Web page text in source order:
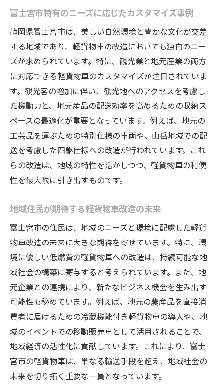
日常生活を豊かにする改造軽貨物車の活用
改造
軽貨物車を活用した地域イベントの新潮流
地域コミュニティとの連携によるライフス
タイル変革
個々のライフスタイルに応じた改造事例
未来の生活を形作る改造軽貨物車の可能性
富士宮市特有のニーズに応じたカスタマイズ事例
静岡県富士宮市は、美しい自然環境と豊かな文化が交差
する地域であり、軽貨物車の改造においても独自のニー
ズが求められています。特に、観光業と地元産業の両方
に対応できる軽貨物車のカスタマイズが注目されていま
す。観光客の増加に伴い、観光地へのアクセスを考慮し
た機動力と、地元産品の配送効率を高めるための収納ス
ペースの最適化が重要となっています。例えば、地元の
工芸品を運ぶための特別仕様の車両や、山岳地域での配
送を考慮した四駆仕様への改造が行われています。これ
らの改造は、地域の特性を活かしつつ、軽貨物車の利便
性を最大限に引き出すものです。
地域住民が期待する軽貨物車改造の未来
富士宮市の住民は、地域のニーズと環境に配慮した軽貨
物車改造の未来に大きな期待を寄せています。特に、環
境に優しい低燃費の軽貨物車への改造は、持続可能な地
域社会の構築に寄与すると考えられています。また、地
元企業との連携により、新たなビジネス機会を生み出す
可能性も秘めています。例えば、地元の農産品を直接消
費者に届けるための冷蔵機能付き軽貨物車の導入や、地
域のイベントでの移動販売車として活用されることで、
地域経済の活性化に貢献しています。これにより、富士
宮市の軽貨物車は、単なる輸送手段を超え、地域社会の
未来を切り拓く重要な一員となっています。